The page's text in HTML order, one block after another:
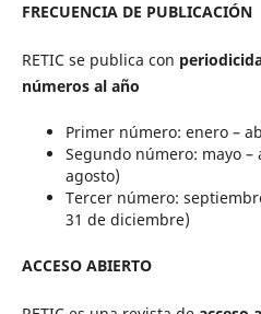
FRECUENCIA DE PUBLICACIÓN
RETIC se publica con
números al año
Primer número: enero –
Segundo número: mayo
agosto)
Tercer número:
31 de diciembre)
ACCESO ABIERTO